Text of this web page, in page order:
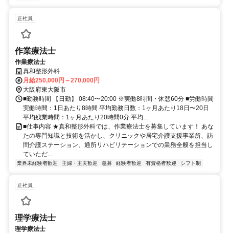
正社員
作業療法士
作業療法士
真和整形外科
月給250,000円～270,000円
大阪府東大阪市
■勤務時間 【日勤】 08:40〜20:00 ※実働8時間・休憩60分 ■労働時間
実働時間：1日あたり8時間 平均勤務日数：1ヶ月あたり18日〜20日
平均残業時間：1ヶ月あたり20時間0分 平均...
■仕事内容 ★真和整形外科では、作業療法士を募集しています！ あな
たの専門知識と技術を活かし、クリニックや居宅介護支援事業所、訪
問介護ステーション、通所リハビリテーションでの業務全般を担当し
ていただ...
業界未経験者歓迎 主婦・主夫歓迎 急募 経験者歓迎 有資格者歓迎 シフト制
正社員
理学療法士
理学療法士